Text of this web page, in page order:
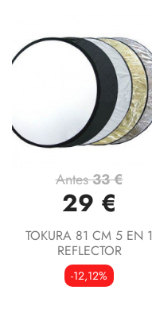
Antes33 €
29 €
TOKURA 81 CM 5 EN 1
REFLECTOR
-12,12%